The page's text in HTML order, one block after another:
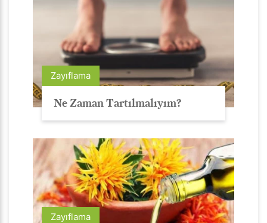
Zayıflama
Ne Zaman Tartılmalıyım?
Zayıflama